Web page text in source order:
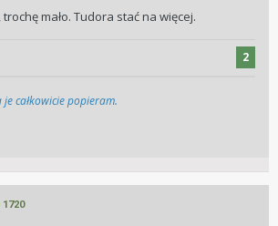
mało. Tudora stać na więcej.
2
całkowicie popieram.
1720